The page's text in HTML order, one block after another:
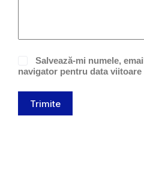
Salvează-mi numele,
navigator pentru data viitoare
Trimite